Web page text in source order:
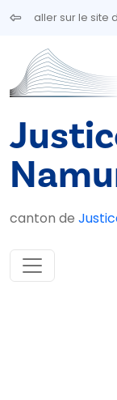
Aller au contenu
aller sur le site
canton de